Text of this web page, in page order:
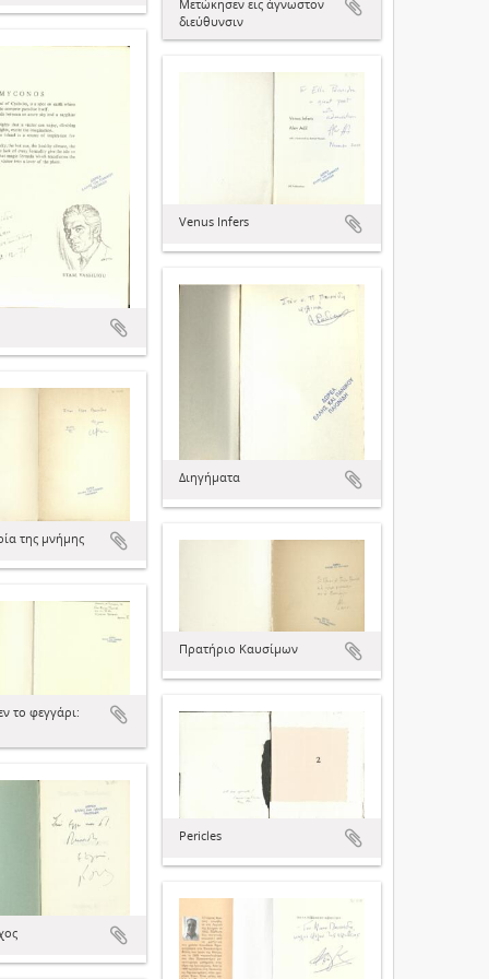
Μετώκησεν εις άγνωστον
διεύθυνσιν
Venus Infers
Διηγήματα
της μνήμης
Πρατήριο Καυσίμων
το φεγγάρι:
Pericles